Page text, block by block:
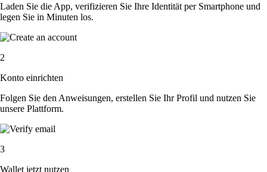
Laden Sie die App, verifizieren Sie Ihre Identität per Smartphone und
legen Sie in Minuten los.
2
Konto einrichten
Folgen Sie den Anweisungen, erstellen Sie Ihr Profil und nutzen Sie
unsere Plattform.
3
Wallet jetzt nutzen